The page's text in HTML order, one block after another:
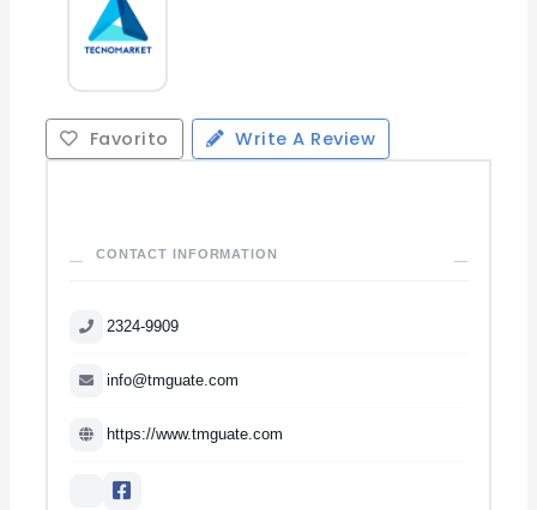
Favorito Write A Review
CONTACT INFORMATION
2324-9909
info@tmguate.com
https://www.tmguate.com